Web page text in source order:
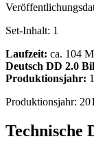
Set-Inhalt: 1
Laufzeit: ca. 104
Deutsch DD 2.0
Produktionsjahr:
Produktionsjahr:
Technische